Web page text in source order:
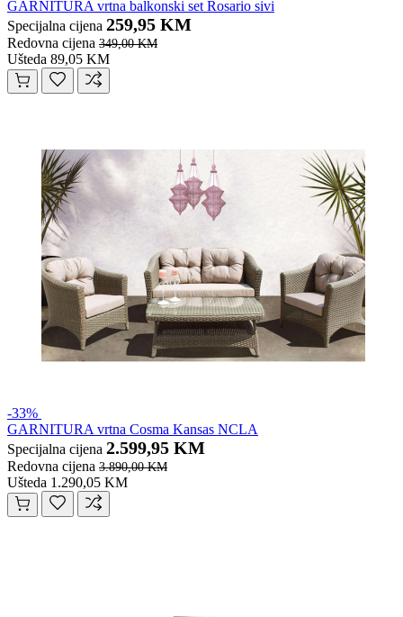
GARNITURA vrtna balkonski set Rosario sivi
Specijalna cijena 259,95 KM
Redovna cijena 349,00 KM
Ušteda 89,05 KM
-33%
GARNITURA vrtna Cosma Kansas NCLA
Specijalna cijena 2.599,95 KM
Redovna cijena 3.890,00 KM
Ušteda 1.290,05 KM